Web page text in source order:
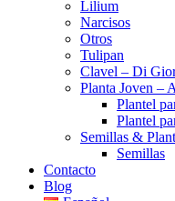
Lilium
Narcisos
Otros
Tulipan
Clavel – Di
Planta Joven –
Plantel
Plantel
Semillas &
Semillas
Contacto
Blog